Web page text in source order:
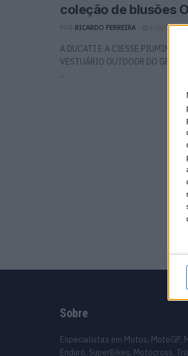
coleção de blusões
RICARDO FERREIRA 6
A DUCATI E A CIESSE PIUMINI, A
VESTUÁRIO OUTDOOR DO
...
Sobre
Especialistas em Motos, MotoGP,
Enduro, SuperBikes, Motocross,